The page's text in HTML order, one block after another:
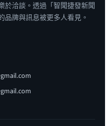
於洽談。透過「智聞捷發新聞
品牌與訊息被更多人看見。